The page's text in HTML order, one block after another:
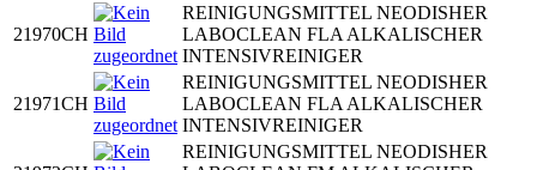
21970CH
REINIGUNGSMITTEL NEODISHER
LABOCLEAN FLA ALKALISCHER
INTENSIVREINIGER
21971CH
REINIGUNGSMITTEL NEODISHER
LABOCLEAN FLA ALKALISCHER
INTENSIVREINIGER
REINIGUNGSMITTEL NEODISHER